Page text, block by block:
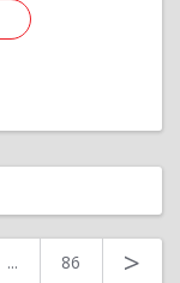
... 86 >